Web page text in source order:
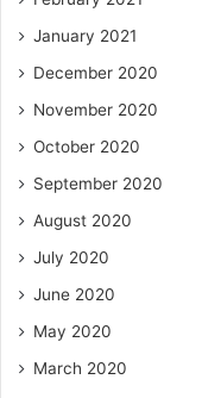
January 2021
December 2020
November 2020
October 2020
September 2020
August 2020
July 2020
June 2020
May 2020
March 2020